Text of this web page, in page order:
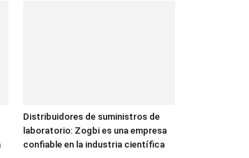
Distribuidores de suministros de
laboratorio: Zogbi es una empresa
confiable en la industria científica